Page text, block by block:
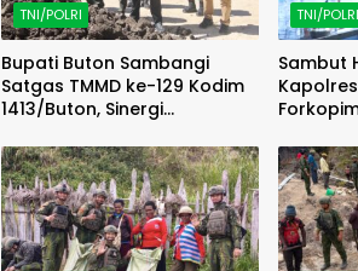
TNI/POLRI
Bupati Buton Sambangi
Satgas TMMD ke-129 Kodim
1413/Buton, Sinergi
TNI/POLRI
Sambut
Karung